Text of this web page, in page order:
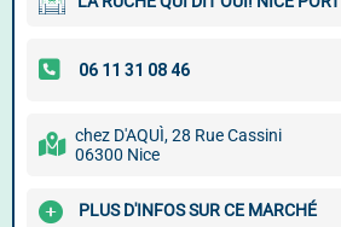
chez D'AQUÌ, 28 Rue Cassini
06300 Nice
PLUS D'INFOS SUR CE MARCHÉ